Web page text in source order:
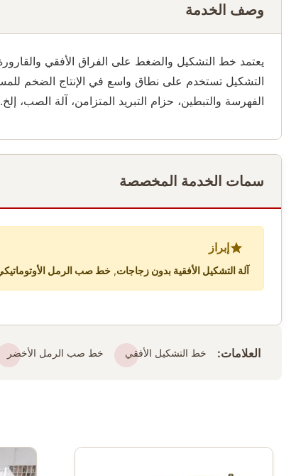
وصف الخدمة
يعتمد خط التشكيل والضغط على الفراق الأفقي
التشكيل تستخدم على نطاق واسع في الإنتاج الضخم
الفهرسة والتبطين، حزام التبريد المتزامن، آلة الصب، إلخ.
سمات الخدمة المخصصة
إبراز
آلة التشكيل الأفقية بدون زجاجات, خط صب الرمل
العلامات: خط التشكيل الأفقي خط صب الرمل الأخضر